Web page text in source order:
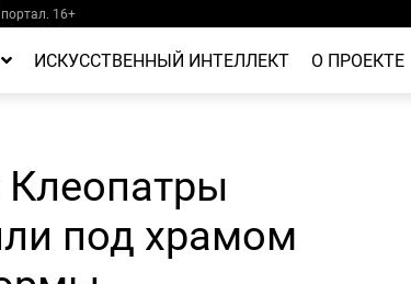
16+
ИСКУССТВЕННЫЙ ИНТЕЛЛЕКТ О ПРОЕКТЕ
под храмом